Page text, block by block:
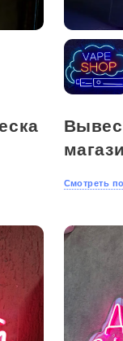
Смотреть